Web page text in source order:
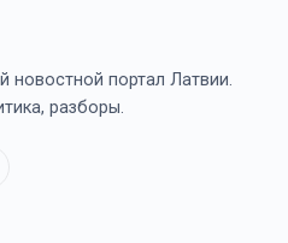
новостной портал Латвии.
разборы.